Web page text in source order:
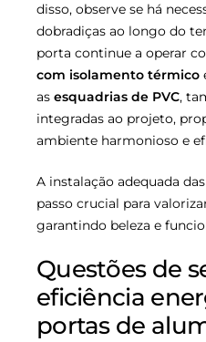
disso, observe se há
dobradiças ao longo do
porta continue a operar
com isolamento térmico
as esquadrias de PVC,
integradas ao projeto,
ambiente harmonioso e
A instalação adequada
passo crucial para
garantindo beleza e
Questões de
eficiência
portas de